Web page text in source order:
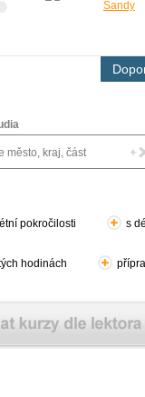
pokročilosti s
hodinách